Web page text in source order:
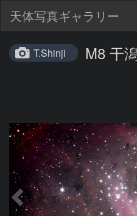
天体写真ギャラリー
T.Shinji M8 干